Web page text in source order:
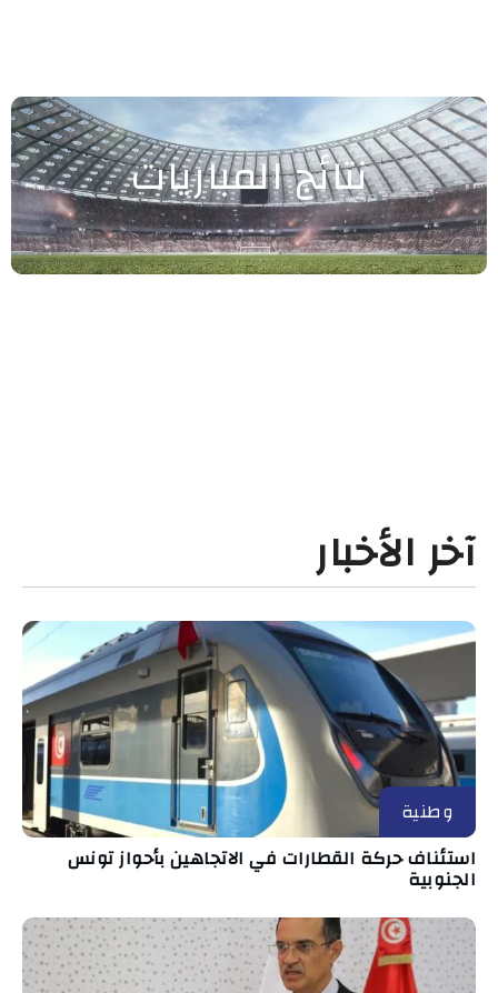
نتائج المباريات
آخر الأخبار
وطنية
استئناف حركة القطارات في الاتجاهين بأحواز تونس
الجنوبية